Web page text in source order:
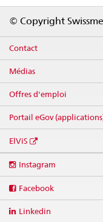
© Copyright
Contact
Médias
Offres d'emploi
Portail eGov
ElViS
media
Instagram
Facebook
Linkedin